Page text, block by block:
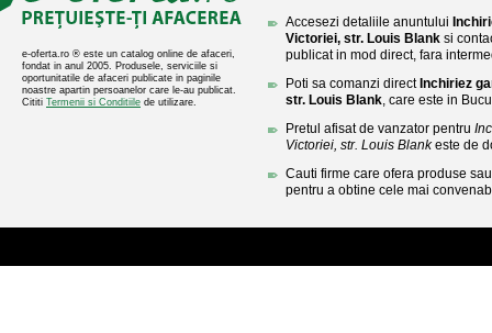
e-oferta.ro ® este un catalog online de afaceri,
fondat in anul 2005. Produsele, serviciile si
oportunitatile de afaceri publicate in paginile
noastre apartin persoanelor care le-au publicat.
Cititi Termenii si Conditiile de utilizare.
Accesezi detaliile anuntului
Victoriei, str. Louis Blank si
publicat in mod direct, fara
Poti sa comanzi direct Inchiriez
str. Louis Blank, care este in
Pretul afisat de vanzator pentru
Victoriei, str. Louis Blankeste de
Cauti firme care ofera produse
pentru a obtine cele mai